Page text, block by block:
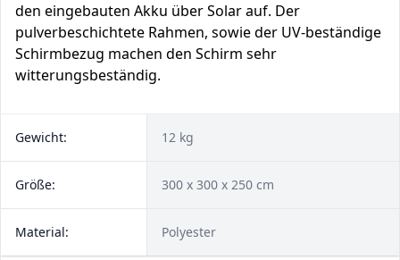
den eingebauten Akku über Solar auf. Der
pulverbeschichtete Rahmen, sowie der UV-beständige
Schirmbezug machen den Schirm sehr
witterungsbeständig.
Gewicht: 12 kg
Größe: 300 x 300 x 250 cm
Material: Polyester